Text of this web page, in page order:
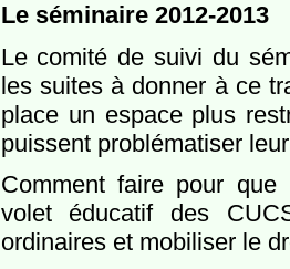
Le séminaire 2012-2013
Le comité de suivi du
les suites à donner à ce
place un espace plus
puissent problématiser
Comment faire pour que
volet éducatif des
ordinaires et mobiliser le